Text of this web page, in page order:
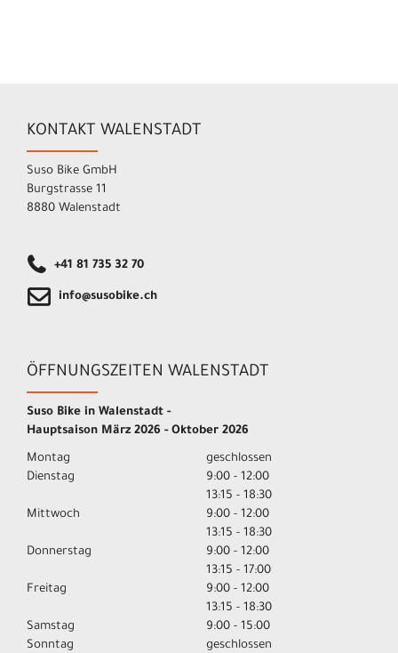
KONTAKT WALENSTADT
Suso Bike GmbH
Burgstrasse 11
8880 Walenstadt
+41 81 735 32 70
info@susobike.ch
ÖFFNUNGSZEITEN WALENSTADT
Suso Bike in Walenstadt -
Hauptsaison März 2026 - Oktober 2026
Montag
geschlossen
Dienstag
9:00 - 12:00
13:15 - 18:30
Mittwoch
9:00 - 12:00
13:15 - 18:30
Donnerstag
9:00 - 12:00
13:15 - 17:00
Freitag
9:00 - 12:00
13:15 - 18:30
Samstag
9:00 - 15:00
Sonntag
geschlossen